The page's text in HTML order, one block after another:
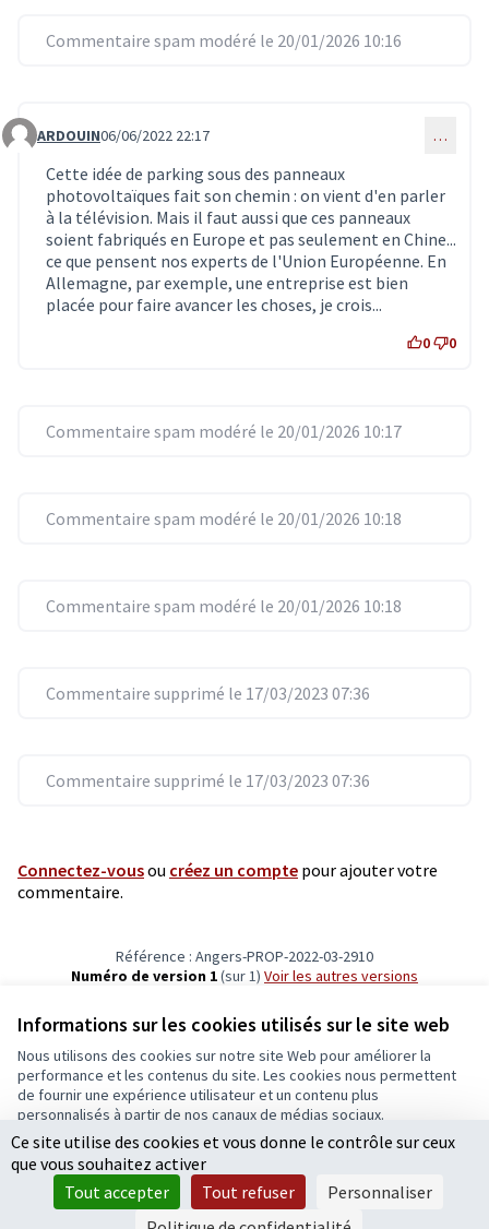
Informations sur les cookies utilisés sur le site web
Nous utilisons des cookies sur notre site Web pour améliorer la
performance et les contenus du site. Les cookies nous permettent
de fournir une expérience utilisateur et un contenu plus
personnalisés à partir de nos canaux de médias sociaux.
Tout accepter
Accepter seulement les cookies essentiels
Paramètres
Commentaire spam modéré le 20/01/2026 10:16
Commentaire 4357
ARDOUIN06/06/2022 22:17 …
Cette idée de parking sous des panneaux
photovoltaïques fait son chemin : on vient d'en parler
à la télévision. Mais il faut aussi que ces panneaux
soient fabriqués en Europe et pas seulement en Chine...
ce que pensent nos experts de l'Union Européenne. En
Allemagne, par exemple, une entreprise est bien
placée pour faire avancer les choses, je crois...
0 0
Commentaire spam modéré le 20/01/2026 10:17
Commentaire spam modéré le 20/01/2026 10:18
Commentaire spam modéré le 20/01/2026 10:18
Commentaire supprimé le 17/03/2023 07:36
Commentaire supprimé le 17/03/2023 07:36
Connectez-vousou créez un compte pour ajouter votre
commentaire.
Référence : Angers-PROP-2022-03-2910
Numéro de version 1(sur 1)
voir les autres versions
Conditions d'utilisation
Paramètres des cookies
Ecrivons Angers sur X
(Lien externe)
Ecrivons Angers sur Facebook
(Lien externe)
logiciel libre Decidim .
Licence
(Lien
Ce site utilise des cookies et vous donne le contrôle sur ceux
que vous souhaitez activer
Tout accepter
Tout refuser
Personnaliser